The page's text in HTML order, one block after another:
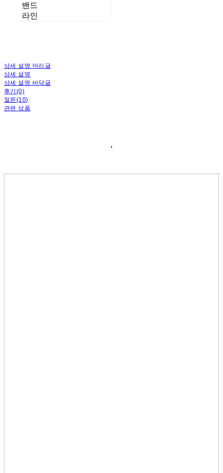
밴드
라인
상세 설명 머리글
상세 설명
상세 설명 바닥글
후기(0)
질문(10)
관련 상품
❛